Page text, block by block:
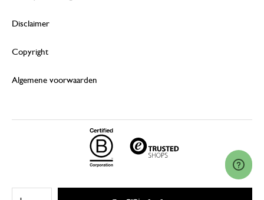
Disclaimer
Copyright
Algemene voorwaarden
© 2026 Dille & Kamille (Nederland) B.V.